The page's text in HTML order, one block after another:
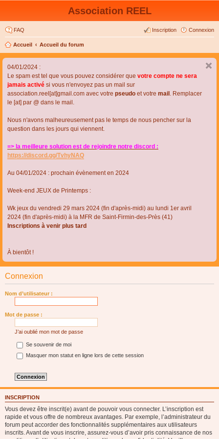
Association REEL
FAQ Connexion
Inscription
Accueil Accueil du forum
04/01/2024 :
Le spam est tel que vous pouvez considérer que votre compte ne sera
jamais activé si vous n'envoyez pas un mail sur
association.reel[at]gmail.com avec votre pseudo et votre mail . Remplacer
le [at] par @ dans le mail.
Nous n'avons malheureusement pas le temps de nous pencher sur la
question dans les jours qui viennent.
=> la meilleure solution est de rejoindre notre discord :
https://discord.gg/TvhyNAQ
Au 04/01/2024 : prochain évènement en 2024
Week-end JEUX de Printemps :
Wk jeux du vendredi 29 mars 2024 (fin d'après-midi) au lundi 1er avril
2024 (fin d'après-midi) à la MFR de Saint-Firmin-des-Près (41)
Inscriptions à venir plus tard
À bientôt !
Connexion
Nom d’utilisateur :
Mot de passe :
J’ai oublié mon mot de passe
Se souvenir de moi
Masquer mon statut en ligne lors de cette session
INSCRIPTION
Vous devez être inscrit(e) avant de pouvoir vous connecter. L’inscription est
rapide et vous offre de nombreux avantages. Par exemple, l’administrateur du
forum peut accorder des fonctionnalités supplémentaires aux utilisateurs
inscrits. Avant de vous inscrire, assurez-vous d’avoir pris connaissance de nos